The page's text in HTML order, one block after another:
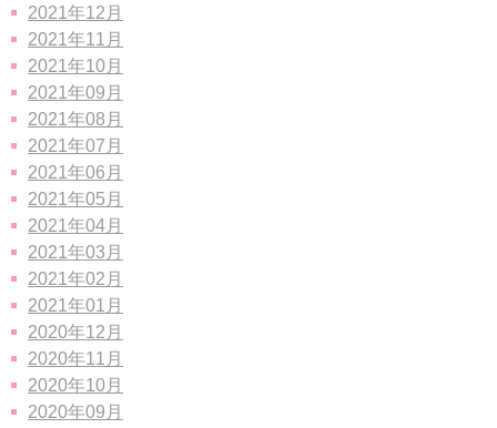
2021年12月
2021年11月
2021年10月
2021年09月
2021年08月
2021年07月
2021年06月
2021年05月
2021年04月
2021年03月
2021年02月
2021年01月
2020年12月
2020年11月
2020年10月
2020年09月